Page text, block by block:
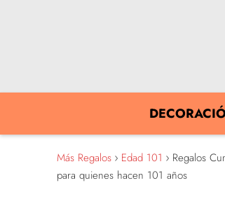
Más Regalos Edad 101
Regalos
para quienes hacen 101 años